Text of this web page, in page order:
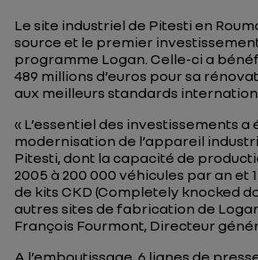
Le site industriel de Pitesti en
source et le premier
programme Logan. Celle-ci a
489 millions d’euros pour sa
aux meilleurs standards
« L’essentiel des investissements
modernisation de l’appareil
Pitesti, dont la capacité de
2005 à 200 000 véhicules par an et
de kits CKD (Completely knocked
autres sites de fabrication de
François Fourmont, Directeur
A l’emboutissage, 6 lignes de